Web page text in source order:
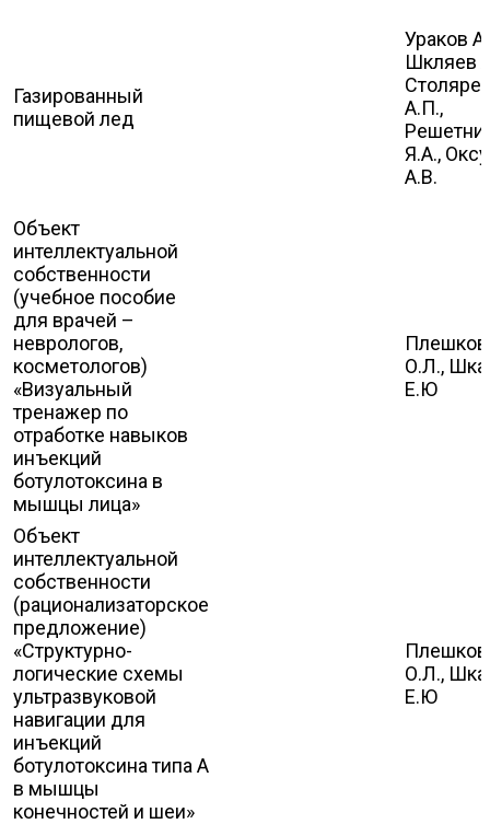
Газированный
пищевой лед
Ураков
Шкляев
А.П.,
Я.А.,
А.В.
Объект
интеллектуальной
собственности
(учебное пособие
для врачей –
неврологов,
косметологов)
«Визуальный
тренажер по
отработке навыков
инъекций
ботулотоксина в
мышцы лица»
О.Л.,
Е.Ю
Объект
интеллектуальной
собственности
(рационализаторское
предложение)
«Структурно-
логические схемы
ультразвуковой
навигации для
инъекций
ботулотоксина типа А
в мышцы
конечностей и шеи»
О.Л.,
Е.Ю